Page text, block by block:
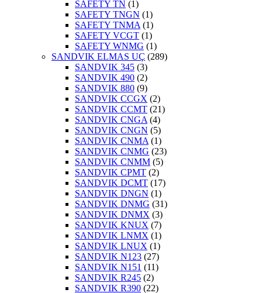
SAFETY TN (1)
SAFETY TNGN (1)
SAFETY TNMA (1)
SAFETY VCGT (1)
SAFETY WNMG (1)
SANDVIK ELMAS UÇ (289)
SANDVIK 345 (3)
SANDVIK 490 (2)
SANDVIK 880 (9)
SANDVIK CCGX (2)
SANDVIK CCMT (21)
SANDVIK CNGA (4)
SANDVIK CNGN (5)
SANDVIK CNMA (1)
SANDVIK CNMG (23)
SANDVIK CNMM (5)
SANDVIK CPMT (2)
SANDVIK DCMT (17)
SANDVIK DNGN (1)
SANDVIK DNMG (31)
SANDVIK DNMX (3)
SANDVIK KNUX (7)
SANDVIK LNMX (1)
SANDVIK LNUX (1)
SANDVIK N123 (27)
SANDVIK N151 (11)
SANDVIK R245 (2)
SANDVIK R390 (22)